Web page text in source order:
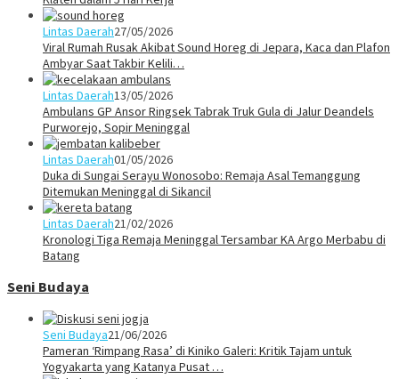
Lintas Daerah27/05/2026
Viral Rumah Rusak Akibat Sound Horeg di Jepara, Kaca dan Plafon
Ambyar Saat Takbir Kelili…
Lintas Daerah13/05/2026
Ambulans GP Ansor Ringsek Tabrak Truk Gula di Jalur Deandels
Purworejo, Sopir Meninggal
Lintas Daerah01/05/2026
Duka di Sungai Serayu Wonosobo: Remaja Asal Temanggung
Ditemukan Meninggal di Sikancil
Lintas Daerah21/02/2026
Kronologi Tiga Remaja Meninggal Tersambar KA Argo Merbabu di
Batang
Seni Budaya
Seni Budaya21/06/2026
Pameran ‘Rimpang Rasa’ di Kiniko Galeri: Kritik Tajam untuk
Yogyakarta yang Katanya Pusat …